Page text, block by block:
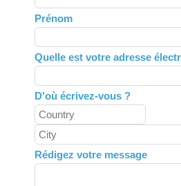
field
blank
Prénom
Quelle est votre adresse
D'où écrivez-vous ?
Rédigez votre message